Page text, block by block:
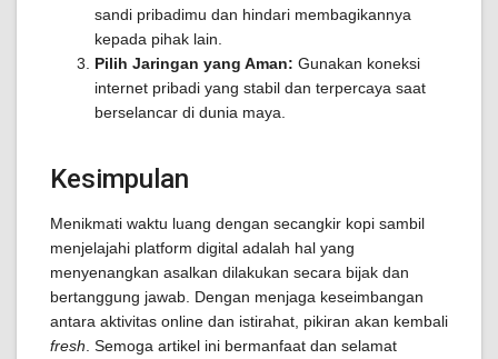
sandi pribadimu dan hindari membagikannya
kepada pihak lain.
Pilih Jaringan yang Aman: Gunakan koneksi
internet pribadi yang stabil dan terpercaya saat
berselancar di dunia maya.
Kesimpulan
Menikmati waktu luang dengan secangkir kopi sambil
menjelajahi platform digital adalah hal yang
menyenangkan asalkan dilakukan secara bijak dan
bertanggung jawab. Dengan menjaga keseimbangan
antara aktivitas online dan istirahat, pikiran akan kembali
fresh . Semoga artikel ini bermanfaat dan selamat